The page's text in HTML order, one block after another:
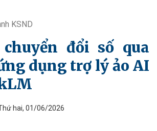
KSND
đổi số qua
dụng trợ lý ảo AI
hai, 01/06/2026